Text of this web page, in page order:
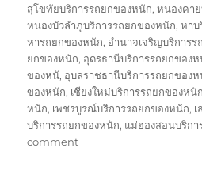
สุโขทัยบริการรถยกของหนัก,หนองคา
หนองบัวลำภูบริการรถยกของหนัก,หาบ
หารถยกของหนัก, อำนาจเจริญบริการ
ยกของหนัก, อุดรธานีบริการรถยกของ
ของหนั, อุบลราชธานีบริการรถยกของ
ของหนัก, เชียงใหม่บริการรถยกของหนัก
หนัก, เพชรบูรณ์บริการรถยกของหนัก,
บริการรถยกของหนัก, แม่ฮ่องสอนบริก
commenton